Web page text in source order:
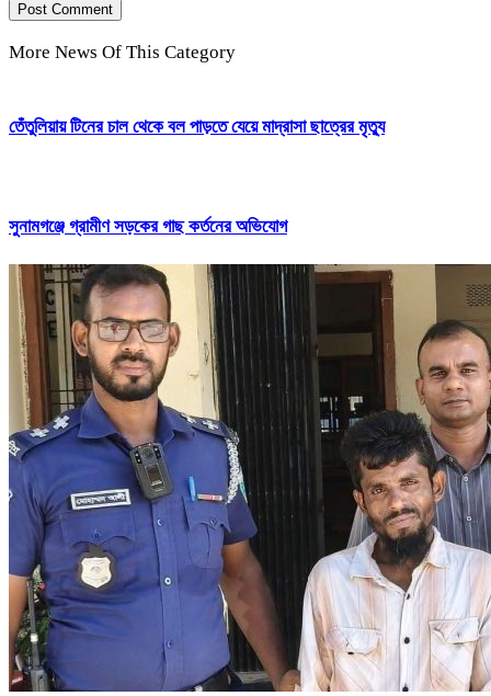
More News Of This Category
তেঁতুলিয়ায় টিনের চাল থেকে বল পাড়তে যেয়ে মাদ্রাসা ছাত্রের মৃত্যু
সুনামগঞ্জে গ্রামীণ সড়কের গাছ কর্তনের অভিযোগ